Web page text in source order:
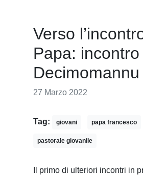
Verso
Papa:
Decimomannu
27 Marzo 2022
Tag: giovani papa francesco
pastorale giovanile
Il primo di ulteriori incontri in